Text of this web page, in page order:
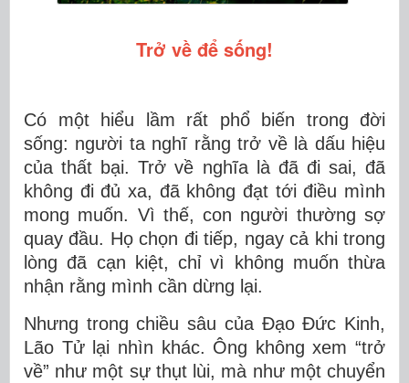
Trở về để sống!
Có một hiểu lầm rất phổ biến trong đời
sống: người ta nghĩ rằngtrở vềlà dấu hiệu
của thất bại. Trở về nghĩa là đã đi sai, đã
không đi đủ xa, đã không đạt tới điều mình
mong muốn. Vì thế, con người thường sợ
quay đầu. Họ chọn đi tiếp, ngay cả khi trong
lòng đã cạn kiệt, chỉ vì không muốn thừa
nhận rằng mình cần dừng lại.
Nhưng trong chiều sâu của Đạo Đức Kinh,
Lão Tửlại nhìn khác. Ông không xem “trở
về” như một sự thụt lùi, mà như một chuyển